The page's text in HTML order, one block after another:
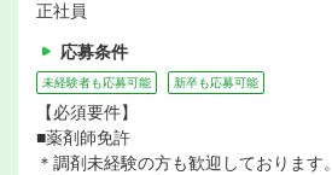
正社員
応募条件
未経験者も応募可能 新卒も応募可能
【必須要件】
■薬剤師免許
＊調剤未経験の方も歓迎しております。